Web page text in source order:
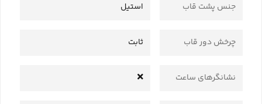
جنس پشت قاب استیل
چرخش دور قاب ثابت
نشانگرهای ساعت